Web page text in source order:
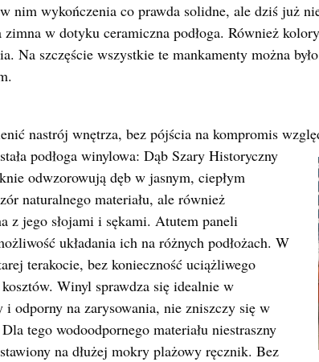
nim wykończenia co prawda solidne, ale dziś już
zimna w dotyku ceramiczna podłoga. Również
Na szczęście wszystkie te mankamenty można
nastrój wnętrza, bez pójścia na kompromis
podłoga winylowa: Dąb Szary Historyczny
odwzorowują dęb w jasnym, ciepłym
naturalnego materiału, ale również
z jego słojami i sękami. Atutem paneli
układania ich na różnych podłożach. W
terakocie, bez konieczność uciążliwego
Winyl sprawdza się idealnie w
odporny na zarysowania, nie zniszczy się w
tego wodoodpornego materiału niestraszny
na dłużej mokry plażowy ręcznik. Bez